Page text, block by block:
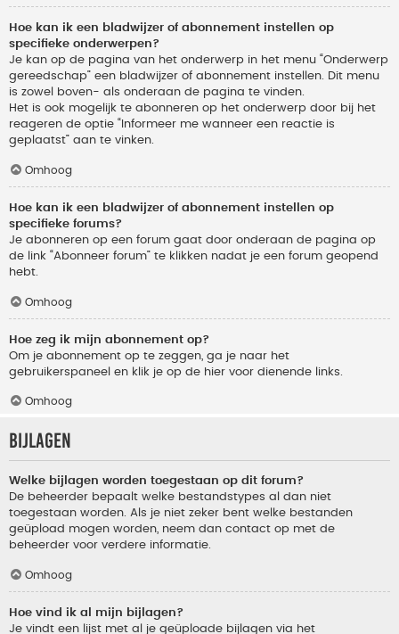
Hoe kan ik een bladwijzer of abonnement instellen op
specifieke onderwerpen?
Je kan op de pagina van het onderwerp in het menu “Onderwerp
gereedschap” een bladwijzer of abonnement instellen. Dit menu
is zowel boven- als onderaan de pagina te vinden.
Het is ook mogelijk te abonneren op het onderwerp door bij het
reageren de optie “Informeer me wanneer een reactie is
geplaatst” aan te vinken.
Omhoog
Hoe kan ik een bladwijzer of abonnement instellen op
specifieke forums?
Je abonneren op een forum gaat door onderaan de pagina op
de link “Abonneer forum” te klikken nadat je een forum geopend
hebt.
Omhoog
Hoe zeg ik mijn abonnement op?
Om je abonnement op te zeggen, ga je naar het
gebruikerspaneel en klik je op de hier voor dienende links.
Omhoog
Bijlagen
Welke bijlagen worden toegestaan op dit forum?
De beheerder bepaalt welke bestandstypes al dan niet
toegestaan worden. Als je niet zeker bent welke bestanden
geüpload mogen worden, neem dan contact op met de
beheerder voor verdere informatie.
Omhoog
Hoe vind ik al mijn bijlagen?
Je vindt een lijst met al je geüploade bijlagen via het